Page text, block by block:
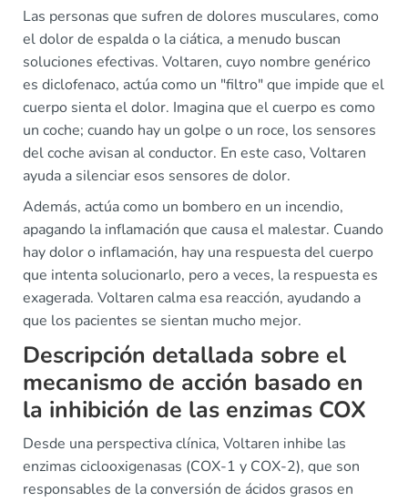
Las personas que sufren de dolores musculares, como
el dolor de espalda o la ciática, a menudo buscan
soluciones efectivas. Voltaren, cuyo nombre genérico
es diclofenaco, actúa como un "filtro" que impide que el
cuerpo sienta el dolor. Imagina que el cuerpo es como
un coche; cuando hay un golpe o un roce, los sensores
del coche avisan al conductor. En este caso, Voltaren
ayuda a silenciar esos sensores de dolor.
Además, actúa como un bombero en un incendio,
apagando la inflamación que causa el malestar. Cuando
hay dolor o inflamación, hay una respuesta del cuerpo
que intenta solucionarlo, pero a veces, la respuesta es
exagerada. Voltaren calma esa reacción, ayudando a
que los pacientes se sientan mucho mejor.
Descripción detallada sobre el
mecanismo de acción basado en
la inhibición de las enzimas COX
Desde una perspectiva clínica, Voltaren inhibe las
enzimas ciclooxigenasas (COX-1 y COX-2), que son
responsables de la conversión de ácidos grasos en